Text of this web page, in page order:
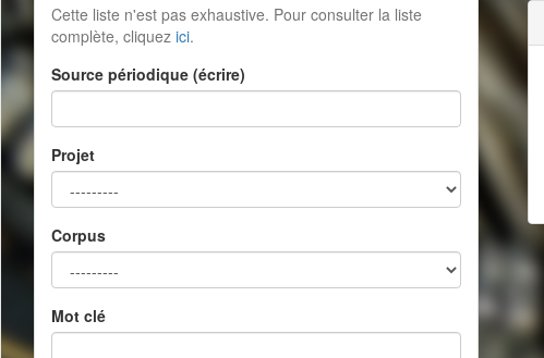
Cette liste n'est pas exhaustive. Pour consulter la liste
complète, cliquez ici.
Source périodique (écrire)
Projet
Corpus
Mot clé